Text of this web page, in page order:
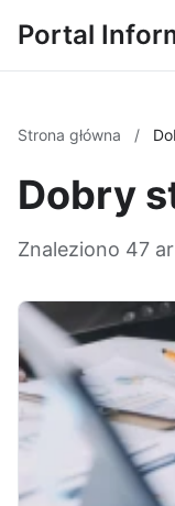
Portal
Strona główna /
Dobry
Znaleziono 47